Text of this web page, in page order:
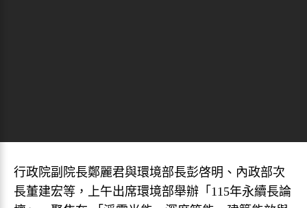
行政院副院長鄭麗君與環境部長彭啓明、內政部次
長董建宏等，上午出席環境部舉辦「115年永續長論